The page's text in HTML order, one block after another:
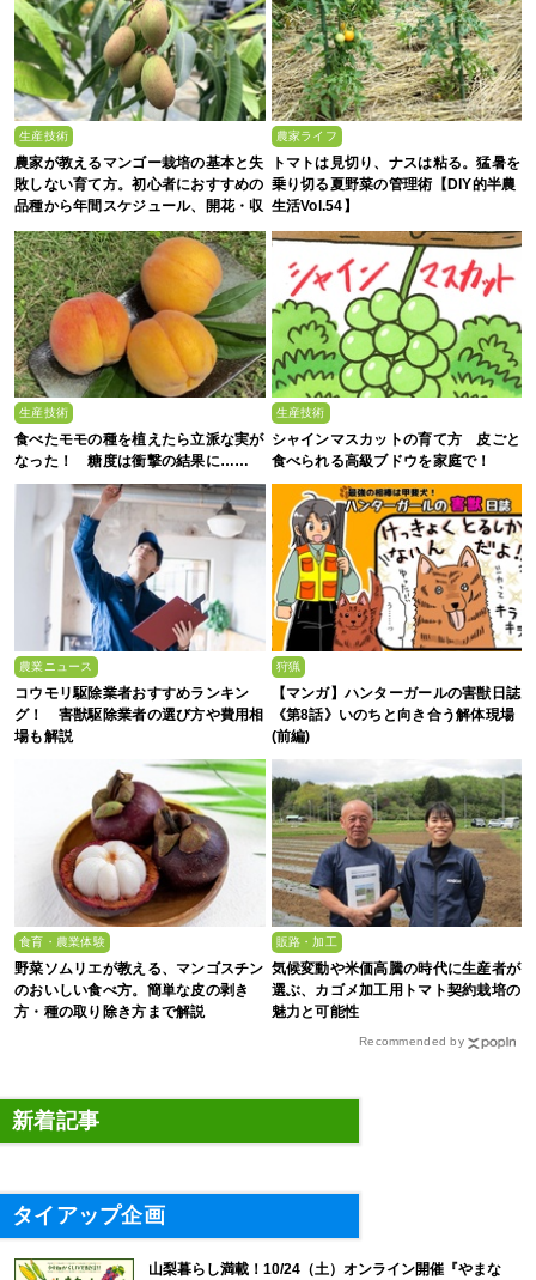
生産技術
農家が教えるマンゴー栽培の基本と失
敗しない育て方。初心者におすすめの
品種から年間スケジュール、開花・収
穫のコツまで徹底解説
農家ライフ
トマトは見切り、ナスは粘る。猛暑を
乗り切る夏野菜の管理術【DIY的半農
生活Vol.54】
生産技術
食べたモモの種を植えたら立派な実が
なった！ 糖度は衝撃の結果に……
生産技術
シャインマスカットの育て方 皮ごと
食べられる高級ブドウを家庭で！
農業ニュース
コウモリ駆除業者おすすめランキン
グ！ 害獣駆除業者の選び方や費用相
場も解説
狩猟
【マンガ】ハンターガールの害獣日誌
《第8話》いのちと向き合う解体現場
(前編)
食育・農業体験
野菜ソムリエが教える、マンゴスチン
のおいしい食べ方。簡単な皮の剥き
方・種の取り除き方まで解説
販路・加工
気候変動や米価高騰の時代に生産者が
選ぶ、カゴメ加工用トマト契約栽培の
魅力と可能性
Recommended by
新着記事
タイアップ企画
山梨暮らし満載！10/24（土）オンライン開催『やまな